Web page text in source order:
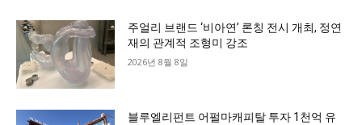
주얼리 브랜드 ‘비아연’ 론칭 전시 개최, 정연
재의 관계적 조형미 강조
2026년 8월 8일
블루엘리펀트 어펄마캐피탈 투자 1천억 유